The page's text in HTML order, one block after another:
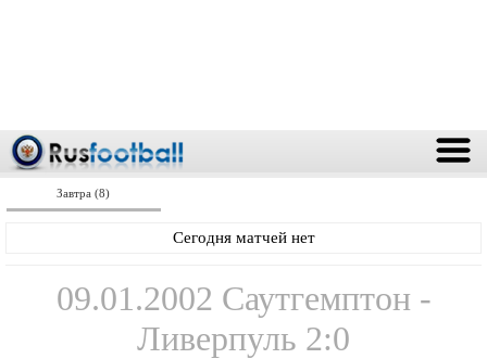
Завтра (8)
Сегодня матчей нет
09.01.2002 Саутгемптон -
Ливерпуль 2:0